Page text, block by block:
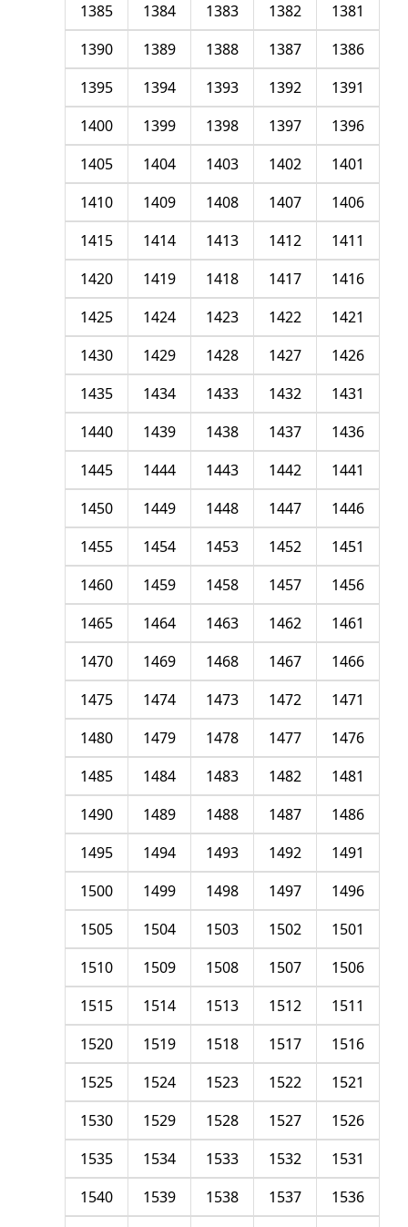
1381
1382
1383
1384
1385
1386
1387
1388
1389
1390
1391
1392
1393
1394
1395
1396
1397
1398
1399
1400
1401
1402
1403
1404
1405
1406
1407
1408
1409
1410
1411
1412
1413
1414
1415
1416
1417
1418
1419
1420
1421
1422
1423
1424
1425
1426
1427
1428
1429
1430
1431
1432
1433
1434
1435
1436
1437
1438
1439
1440
1441
1442
1443
1444
1445
1446
1447
1448
1449
1450
1451
1452
1453
1454
1455
1456
1457
1458
1459
1460
1461
1462
1463
1464
1465
1466
1467
1468
1469
1470
1471
1472
1473
1474
1475
1476
1477
1478
1479
1480
1481
1482
1483
1484
1485
1486
1487
1488
1489
1490
1491
1492
1493
1494
1495
1496
1497
1498
1499
1500
1501
1502
1503
1504
1505
1506
1507
1508
1509
1510
1511
1512
1513
1514
1515
1516
1517
1518
1519
1520
1521
1522
1523
1524
1525
1526
1527
1528
1529
1530
1531
1532
1533
1534
1535
1536
1537
1538
1539
1540